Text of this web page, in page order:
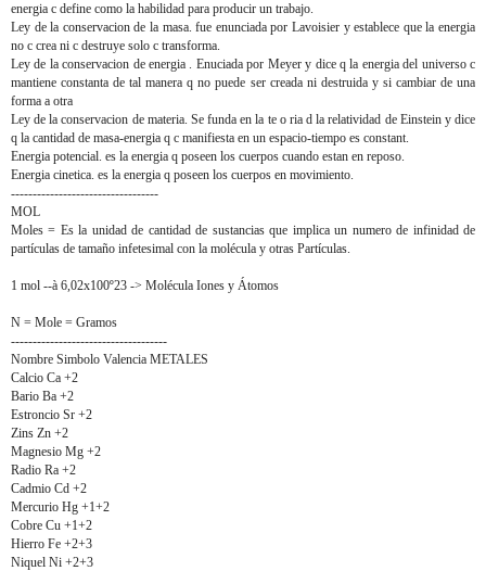
energia c define como la habilidad para producir un trabajo.
Ley de la conservacion de la masa. fue enunciada por Lavoisier y establece que la energia
no c crea ni c destruye solo c transforma.
Ley de la conservacion de energia . Enuciada por Meyer y dice q la energia del universo c
mantiene constanta de tal manera q no puede ser creada ni destruida y si cambiar de una
forma a otra
Ley de la conservacion de materia. Se funda en la te o ria d la relatividad de Einstein y dice
q la cantidad de masa-energia q c manifiesta en un espacio-tiempo es constant.
Energia potencial. es la energia q poseen los cuerpos cuando estan en reposo.
Energia cinetica. es la energia q poseen los cuerpos en movimiento.
----------------------------------
MOL
Moles = Es la unidad de cantidad de sustancias que implica un numero de infinidad de
partículas de tamaño infetesimal con la molécula y otras Partículas.
1 mol --à 6,02x100º23 -> Molécula Iones y Átomos
N = Mole = Gramos
------------------------------------
Nombre Simbolo Valencia METALES
Calcio Ca +2
Bario Ba +2
Estroncio Sr +2
Zins Zn +2
Magnesio Mg +2
Radio Ra +2
Cadmio Cd +2
Mercurio Hg +1+2
Cobre Cu +1+2
Hierro Fe +2+3
Niquel Ni +2+3